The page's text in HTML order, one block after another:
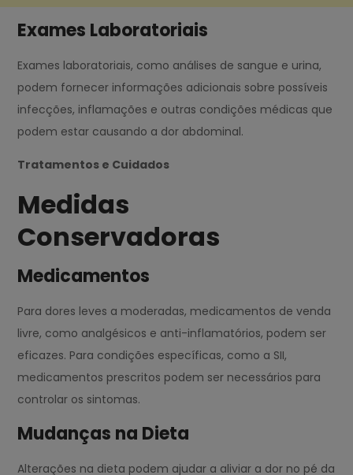
Exames Laboratoriais
Exames laboratoriais, como análises de sangue e urina,
podem fornecer informações adicionais sobre possíveis
infecções, inflamações e outras condições médicas que
podem estar causando a dor abdominal.
Tratamentos e Cuidados
Medidas
Conservadoras
Medicamentos
Para dores leves a moderadas, medicamentos de venda
livre, como analgésicos e anti-inflamatórios, podem ser
eficazes. Para condições específicas, como a SII,
medicamentos prescritos podem ser necessários para
controlar os sintomas.
Mudanças na Dieta
Alterações na dieta podem ajudar a aliviar a dor no pé da